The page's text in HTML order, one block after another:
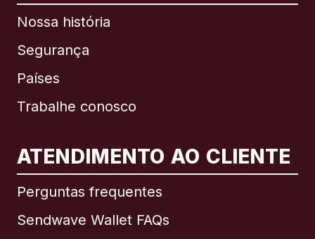
Nossa história
Segurança
Países
Trabalhe conosco
ATENDIMENTO AO CLIENTE
Perguntas frequentes
Sendwave Wallet FAQs
Internacional English